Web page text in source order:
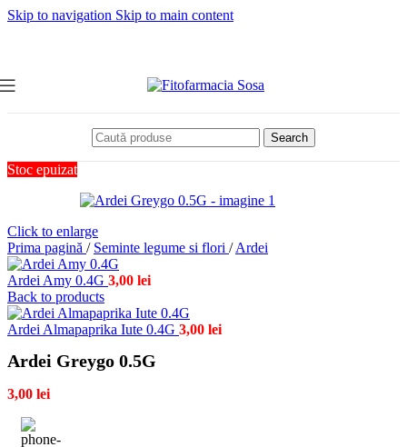
Skip to navigation Skip to main content
Search
Stoc epuizat
Click to enlarge
Prima pagină / Seminte legume si flori / Ardei
Ardei Amy 0.4G 3,00 lei
Back to products
Ardei Almapaprika Iute 0.4G 3,00 lei
Ardei Greygo 0.5G
3,00 lei